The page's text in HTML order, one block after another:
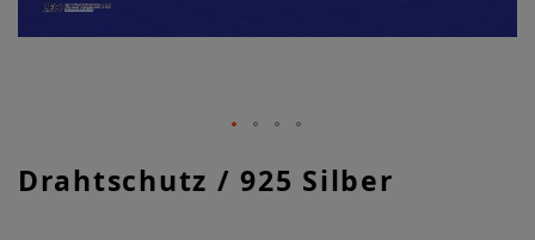
Drahtschutz / 925 Silber
Anfang